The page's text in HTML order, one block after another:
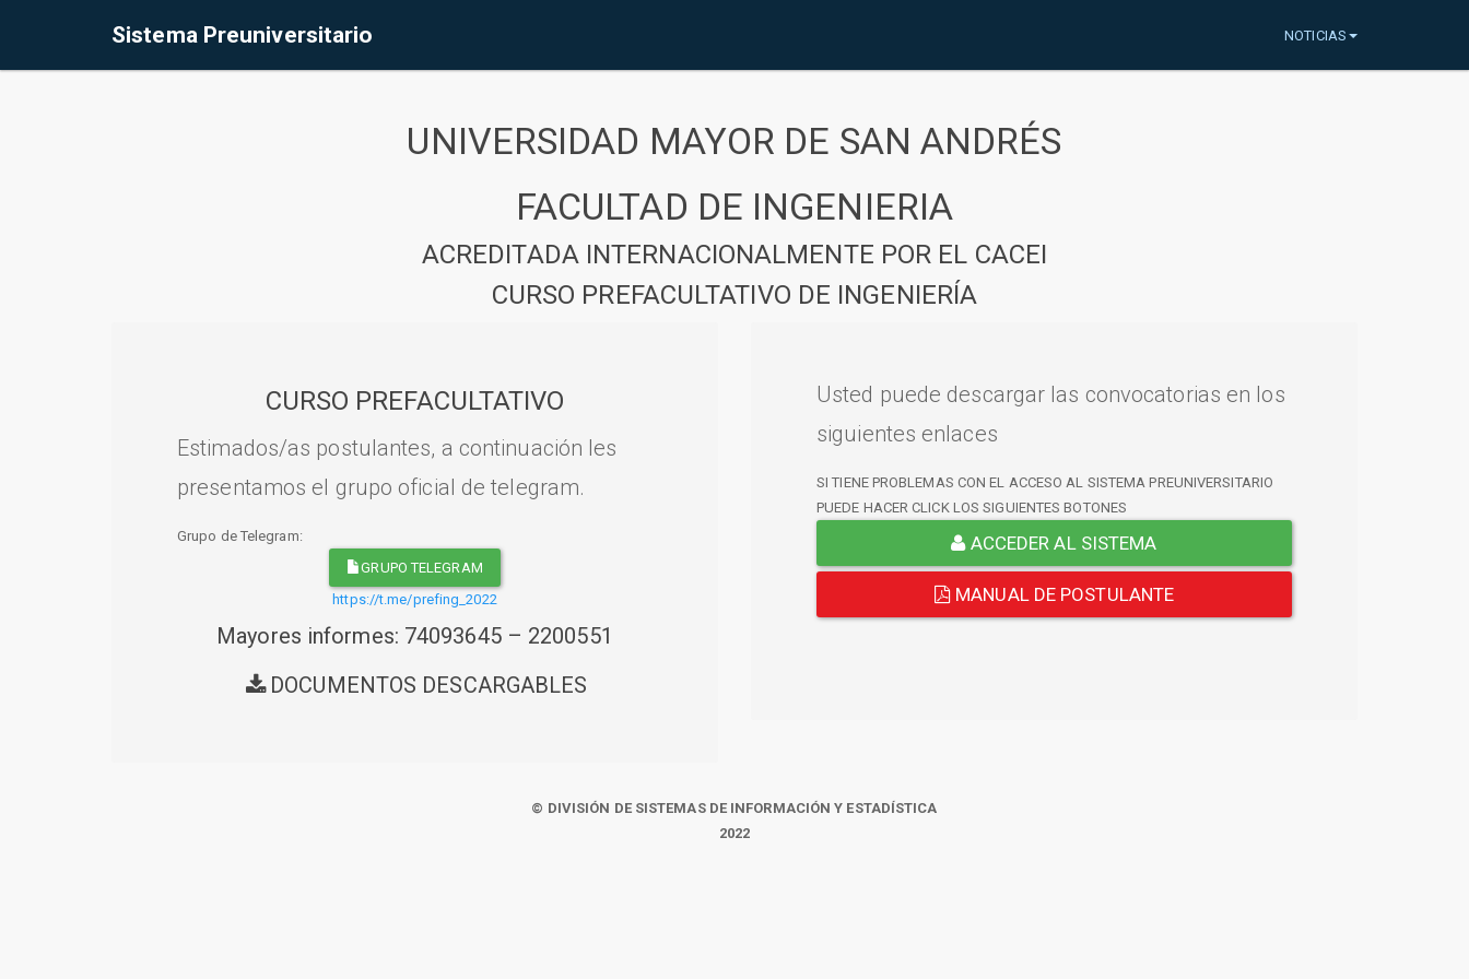
Sistema Preuniversitario NOTICIAS
UNIVERSIDAD MAYOR DE SAN ANDRÉS
FACULTAD DE INGENIERIA
ACREDITADA INTERNACIONALMENTE POR EL CACEI
CURSO PREFACULTATIVO DE INGENIERÍA
CURSO PREFACULTATIVO
Estimados/as postulantes, a continuación les
presentamos el grupo oficial de telegram.
Grupo de Telegram:
GRUPO TELEGRAM
https://t.me/prefing_2022
Mayores informes: 74093645 – 2200551
DOCUMENTOS DESCARGABLES
Usted puede descargar las convocatorias en los
siguientes enlaces
SI TIENE PROBLEMAS CON EL ACCESO AL SISTEMA PREUNIVERSITARIO
PUEDE HACER CLICK LOS SIGUIENTES BOTONES
ACCEDER AL SISTEMA
MANUAL DE POSTULANTE
© DIVISIÓN DE SISTEMAS DE INFORMACIÓN Y ESTADÍSTICA
2022